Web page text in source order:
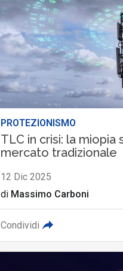
PROTEZIONISMO
TLC in crisi: la
mercato tradizionale
12 Dic 2025
di Massimo Carboni
Condividi